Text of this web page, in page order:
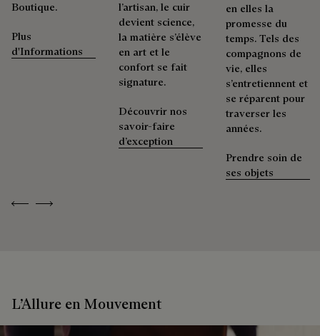
Previous
Next
Boutique.
Plus
d'Informations
l’artisan, le cuir
devient science,
la matière s’élève
en art et le
confort se fait
signature.
Découvrir nos
savoir-faire
d’exception
en elles la
promesse du
temps. Tels des
compagnons de
vie, elles
s’entretiennent et
se réparent pour
traverser les
années.
Prendre soin de
ses objets
L’Allure en Mouvement